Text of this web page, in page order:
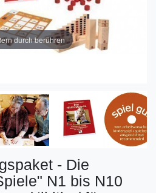
durch berühren
- Die
N1 bis N10